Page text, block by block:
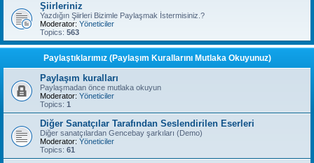
Şiirleriniz
Yazdığın Şiirleri Bizimle Paylaşmak İstermisiniz.?
Moderator: Yöneticiler
Topics: 563
Paylaştıklarımız (Paylaşım Kurallarını Mutlaka Okuyunuz)
Paylaşım kuralları
Paylaşmadan önce mutlaka okuyun
Moderator: Yöneticiler
Topics: 1
Diğer Sanatçılar Tarafından Seslendirilen Eserleri
Diğer sanatçılardan Gencebay şarkıları (Demo)
Moderator: Yöneticiler
Topics: 61